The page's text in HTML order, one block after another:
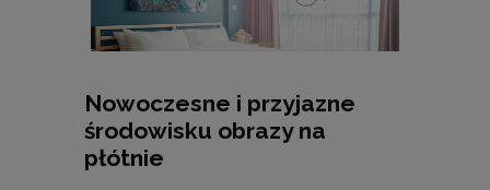
Nowoczesne i przyjazne
środowisku obrazy na
płótnie